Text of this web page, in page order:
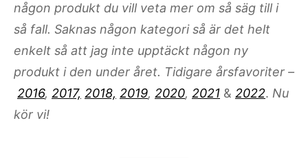
någon produkt du vill veta mer om så säg till i
så fall. Saknas någon kategori så är det helt
enkelt så att jag inte upptäckt någon ny
produkt i den under året. Tidigare årsfavoriter –
2016, 2017, 2018, 2019, 2020, 2021 & 2022. Nu
kör vi!